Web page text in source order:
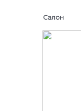
Салон